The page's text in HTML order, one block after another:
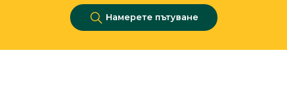
Намерете пътуване